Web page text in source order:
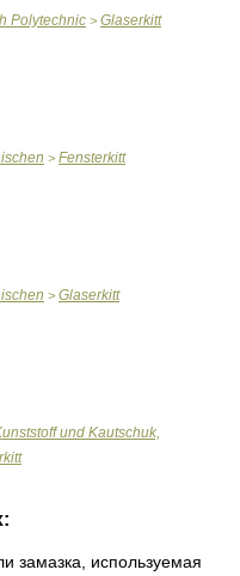
Polytechnic > Glaserkitt
> Fensterkitt
> Glaserkitt
und Kautschuk,
замазка, используемая